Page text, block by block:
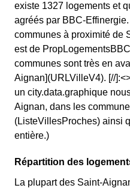
existe 1327 logements et
agréés par BBC-
communes à proximité de
est de
communes sont très en
Aignan](URLVilleV4). [//
un city.data.graphique
Aignan, dans les
(ListeVillesProches) ainsi
entière.)
Répartition des
La plupart des Saint-